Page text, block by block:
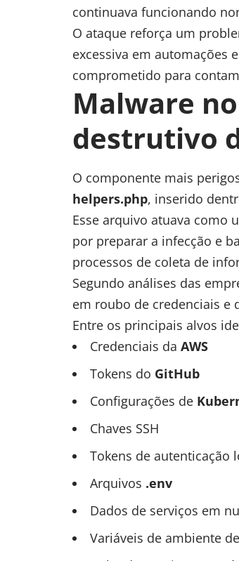
continuava funcionando
O ataque reforça um
excessiva em automações
comprometido para
Malware
destrutivo
O componente mais
helpers.php, inserido
Esse arquivo atuava como
por preparar a infecção e
processos de coleta de
Segundo análises das
em roubo de credenciais e
Entre os principais alvos
Credenciais da AWS
Tokens do GitHub
Configurações de
Chaves SSH
Tokens de autenticação
Arquivos .env
Dados de serviços em
Variáveis de ambiente